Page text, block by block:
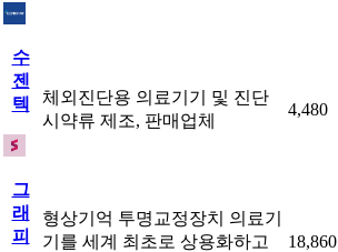
수
젠
텍
체외진단용 의료기기 및 진단
시약류 제조, 판매업체
4,480
그
래
피
형상기억 투명교정장치 의료기
기를 세계 최초로 상용화하고
18,860